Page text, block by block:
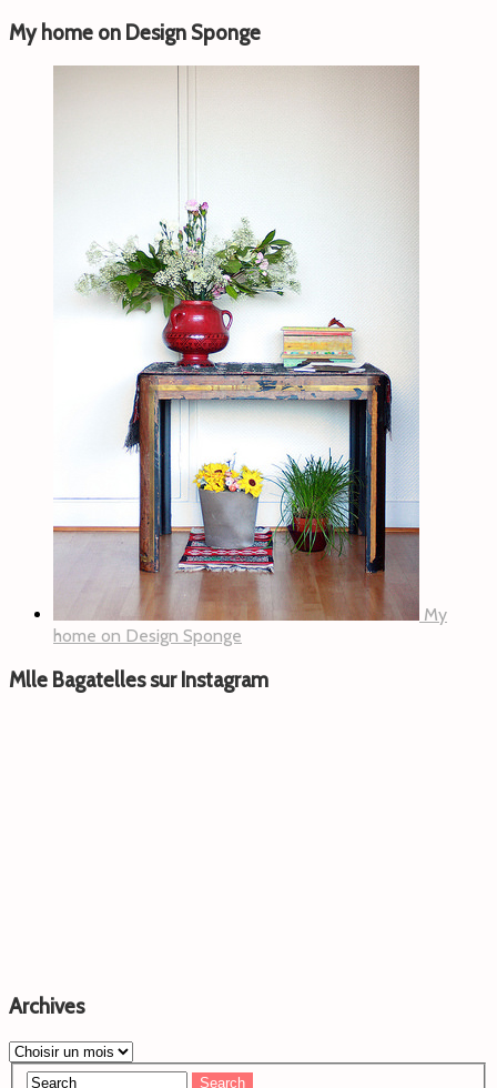
My home on Design Sponge
My
home on Design Sponge
Mlle Bagatelles sur Instagram
Archives